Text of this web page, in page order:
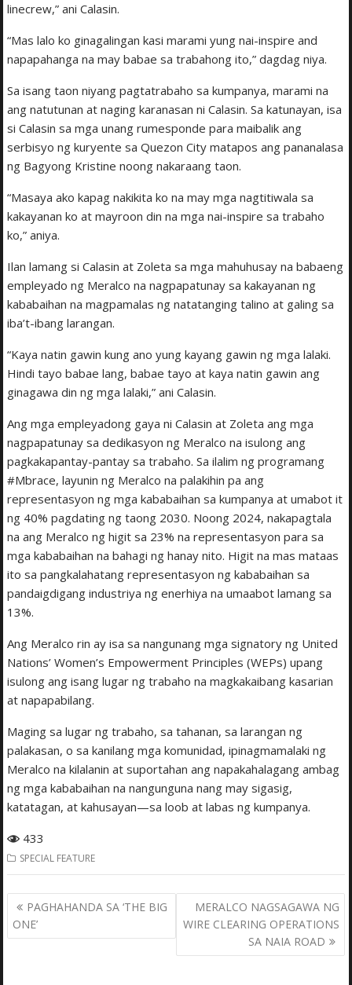
linecrew,” ani Calasin.
“Mas lalo ko ginagalingan kasi marami yung nai-inspire and
napapahanga na may babae sa trabahong ito,” dagdag niya.
Sa isang taon niyang pagtatrabaho sa kumpanya, marami na
ang natutunan at naging karanasan ni Calasin. Sa katunayan, isa
si Calasin sa mga unang rumesponde para maibalik ang
serbisyo ng kuryente sa Quezon City matapos ang pananalasa
ng Bagyong Kristine noong nakaraang taon.
“Masaya ako kapag nakikita ko na may mga nagtitiwala sa
kakayanan ko at mayroon din na mga nai-inspire sa trabaho
ko,” aniya.
Ilan lamang si Calasin at Zoleta sa mga mahuhusay na babaeng
empleyado ng Meralco na nagpapatunay sa kakayanan ng
kababaihan na magpamalas ng natatanging talino at galing sa
iba’t-ibang larangan.
“Kaya natin gawin kung ano yung kayang gawin ng mga lalaki.
Hindi tayo babae lang, babae tayo at kaya natin gawin ang
ginagawa din ng mga lalaki,” ani Calasin.
Ang mga empleyadong gaya ni Calasin at Zoleta ang mga
nagpapatunay sa dedikasyon ng Meralco na isulong ang
pagkakapantay-pantay sa trabaho. Sa ilalim ng programang
#Mbrace, layunin ng Meralco na palakihin pa ang
representasyon ng mga kababaihan sa kumpanya at umabot it
ng 40% pagdating ng taong 2030. Noong 2024, nakapagtala
na ang Meralco ng higit sa 23% na representasyon para sa
mga kababaihan na bahagi ng hanay nito. Higit na mas mataas
ito sa pangkalahatang representasyon ng kababaihan sa
pandaigdigang industriya ng enerhiya na umaabot lamang sa
13%.
Ang Meralco rin ay isa sa nangunang mga signatory ng United
Nations’ Women’s Empowerment Principles (WEPs) upang
isulong ang isang lugar ng trabaho na magkakaibang kasarian
at napapabilang.
Maging sa lugar ng trabaho, sa tahanan, sa larangan ng
palakasan, o sa kanilang mga komunidad, ipinagmamalaki ng
Meralco na kilalanin at suportahan ang napakahalagang ambag
ng mga kababaihan na nangunguna nang may sigasig,
katatagan, at kahusayan—sa loob at labas ng kumpanya.
433
SPECIAL FEATURE
Post
navigation
PAGHAHANDA SA ‘THE BIG
ONE’
MERALCO NAGSAGAWA NG
WIRE CLEARING OPERATIONS
SA NAIA ROAD